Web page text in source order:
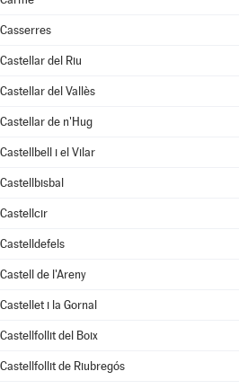
Casserres
Castellar del Riu
Castellar del Vallès
Castellar de n'Hug
Castellbell i el Vilar
Castellbisbal
Castellcir
Castelldefels
Castell de l'Areny
Castellet i la Gornal
Castellfollit del Boix
Castellfollit de Riubregós